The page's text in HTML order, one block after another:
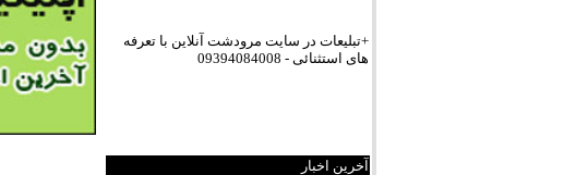
+تبلیعات در سایت مرودشت آنلاین با تعرفه
های استثنائی - 09394084008
آخرین اخبار